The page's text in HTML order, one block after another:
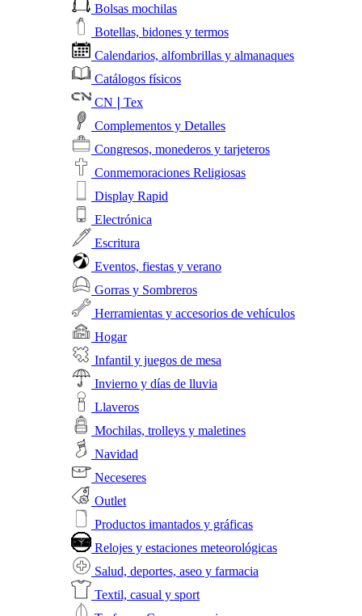
Bolsas mochilas
Botellas, bidones y termos
Calendarios, alfombrillas y almanaques
Catálogos físicos
CN❘Tex
Complementos y Detalles
Congresos, monederos y tarjeteros
Conmemoraciones Religiosas
Display Rapid
Electrónica
Escritura
Eventos, fiestas y verano
Gorras y Sombreros
Herramientas y accesorios de vehículos
Hogar
Infantil y juegos de mesa
Invierno y días de lluvia
Llaveros
Mochilas, trolleys y maletines
Navidad
Neceseres
Outlet
Productos imantados y gráficas
Relojes y estaciones meteorológicas
Salud, deportes, aseo y farmacia
Textil, casual y sport